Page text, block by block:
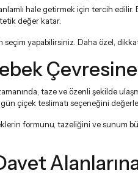
hale getirmek için tercih
değer katar.
seçim yapabilirsiniz. Daha özel,
taze ve özenli şekilde
gün çiçek teslimatı seçeneğini
formunu, tazeliğini ve sunum